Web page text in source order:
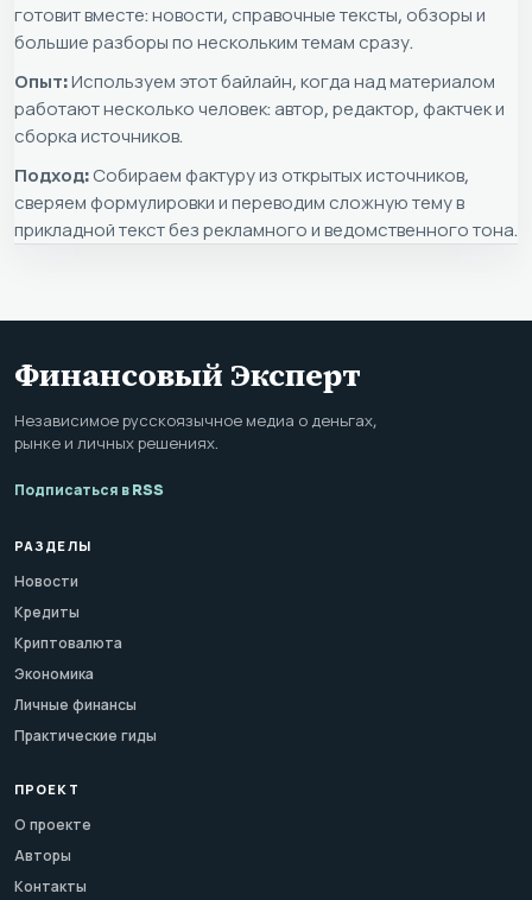
готовит вместе: новости, справочные тексты, обзоры и
большие разборы по нескольким темам сразу.
Опыт:Используем этот байлайн, когда над материалом
работают несколько человек: автор, редактор, фактчек и
сборка источников.
Подход: Собираем фактуру из открытых источников,
сверяем формулировки и переводим сложную тему в
прикладной текст без рекламного и ведомственного тона.
Финансовый Эксперт
Независимое русскоязычное медиа о деньгах,
рынке и личных решениях.
Подписаться в RSS
РАЗДЕЛЫ
Новости
Кредиты
Криптовалюта
Экономика
Личные финансы
Практические гиды
ПРОЕКТ
О проекте
Авторы
Контакты